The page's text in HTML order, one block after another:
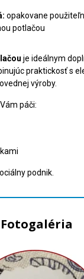
opakovane
potlačou
je ideálnym
praktickosť s
výroby.
páči:
podnik.
Fotogaléria